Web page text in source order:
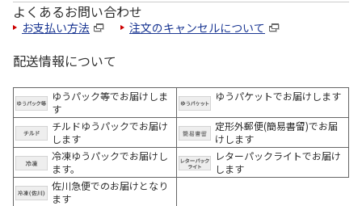
よくあるお問い合わせ
お支払い方法 注文のキャンセルについて
配送情報について
ゆうパック等でお届けしま
す
ゆうパケットでお届けします
チルドゆうパックでお届け
します
定形外郵便(簡易書留)でお届
けします
冷凍ゆうパックでお届けし
ます。
レターパックライトでお届け
します
佐川急便でのお届けとなり
ます